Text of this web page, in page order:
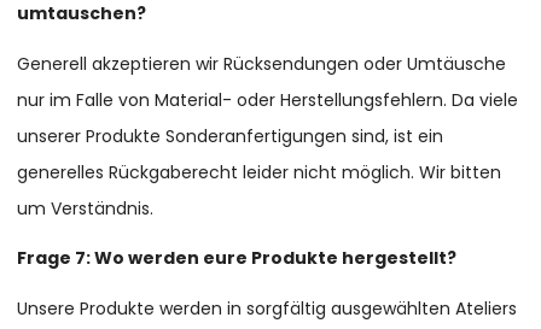
umtauschen?
Generell akzeptieren wir Rücksendungen oder Umtäusche
nur im Falle von Material- oder Herstellungsfehlern. Da viele
unserer Produkte Sonderanfertigungen sind, ist ein
generelles Rückgaberecht leider nicht möglich. Wir bitten
um Verständnis.
Frage 7: Wo werden eure Produkte hergestellt?
Unsere Produkte werden in sorgfältig ausgewählten Ateliers